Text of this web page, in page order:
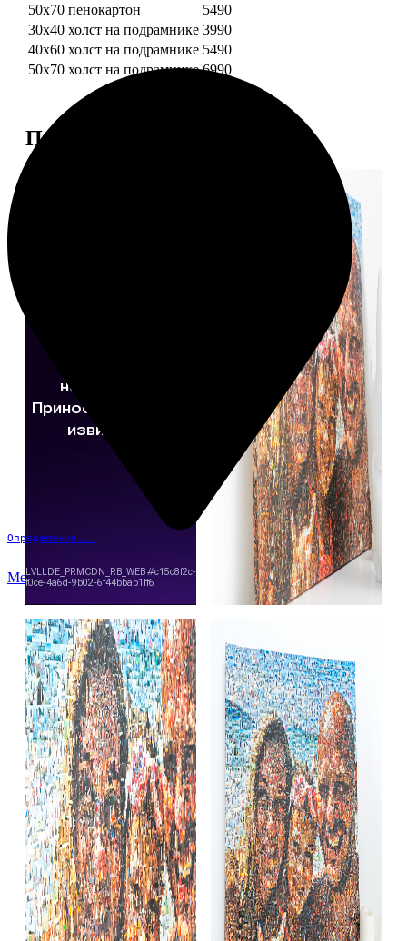
Определение...
Меню
50х70 пенокартон
5490
30х40 холст на подрамнике 3990
40х60 холст на подрамнике 5490
50х70 холст на подрамнике 6990
Примеры работ